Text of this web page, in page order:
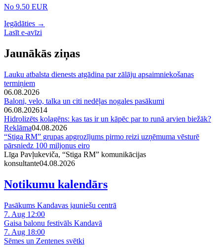
No 9.50 EUR
Iegādāties →
Lasīt e-avīzi
Jaunākās ziņas
Lauku atbalsta dienests atgādina par zālāju apsaimniekošanas
termiņiem
06.08.2026
Baloni, velo, talka un citi nedēļas nogales pasākumi
06.08.202614
Hidrolizēts kolagēns: kas tas ir un kāpēc par to runā arvien biežāk?
Reklāma04.08.2026
“Stiga RM” grupas apgrozījums pirmo reizi uzņēmuma vēsturē
pārsniedz 100 miljonus eiro
Līga Pavļukeviča, “Stiga RM” komunikācijas
konsultante04.08.2026
Notikumu kalendārs
Pasākums Kandavas jauniešu centrā
7. Aug 12:00
Gaisa balonu festivāls Kandavā
7. Aug 18:00
Sēmes un Zentenes svētki